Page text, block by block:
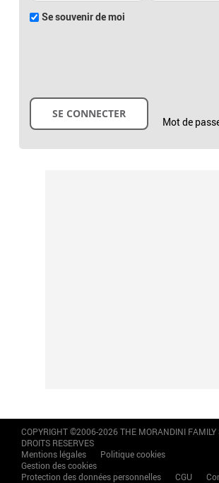
Se souvenir de moi
Mot de
COPYRIGHT ©2006-2026 THE MORANDINI FAMILY
DROITS RESERVES
Mentions légales
Politique cookies
Gestion des cookies
Protection des données personnelles
CGU